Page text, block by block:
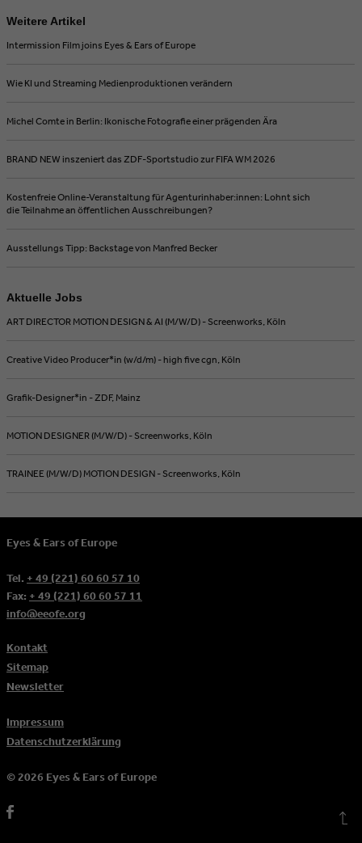
Weitere Artikel
Intermission Film joins Eyes & Ears of Europe
Wie KI und Streaming Medienproduktionen verändern
Michel Comte in Berlin: Ikonische Fotografie einer prägenden Ära
BRAND NEW inszeniert das ZDF-Sportstudio zur FIFA WM 2026
Kostenfreie Online-Veranstaltung für Agenturinhaber:innen: Lohnt sich
die Teilnahme an öffentlichen Ausschreibungen?
Ausstellungs Tipp: Backstage von Manfred Becker
Aktuelle Jobs
ART DIRECTOR MOTION DESIGN & AI (M/W/D) - Screenworks, Köln
Creative Video Producer*in (w/d/m) - high five cgn, Köln
Grafik-Designer*in - ZDF, Mainz
MOTION DESIGNER (M/W/D) - Screenworks, Köln
TRAINEE (M/W/D) MOTION DESIGN - Screenworks, Köln
Eyes & Ears of Europe
Tel. + 49 (221) 60 60 57 10
Fax: + 49 (221) 60 60 57 11
info@eeofe.org
Kontakt
Sitemap
Newsletter
Impressum
Datenschutzerklärung
© 2026 Eyes & Ears of Europe